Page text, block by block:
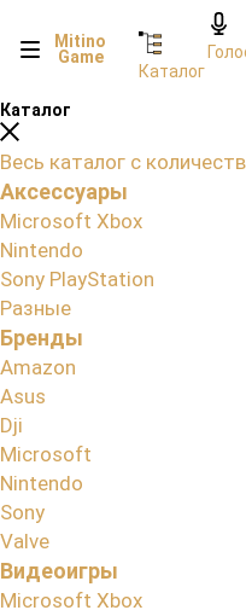
Mitino
Game
Каталог
Каталог
Весь каталог с
Аксессуары
Microsoft Xbox
Nintendo
Sony PlayStation
Разные
Бренды
Amazon
Asus
Dji
Microsoft
Nintendo
Sony
Valve
Видеоигры
Microsoft Xbox